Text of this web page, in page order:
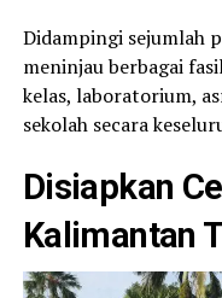
Didampingi sejumlah
meninjau berbagai
kelas, laboratorium,
sekolah secara
Disiapkan
Kalimantan